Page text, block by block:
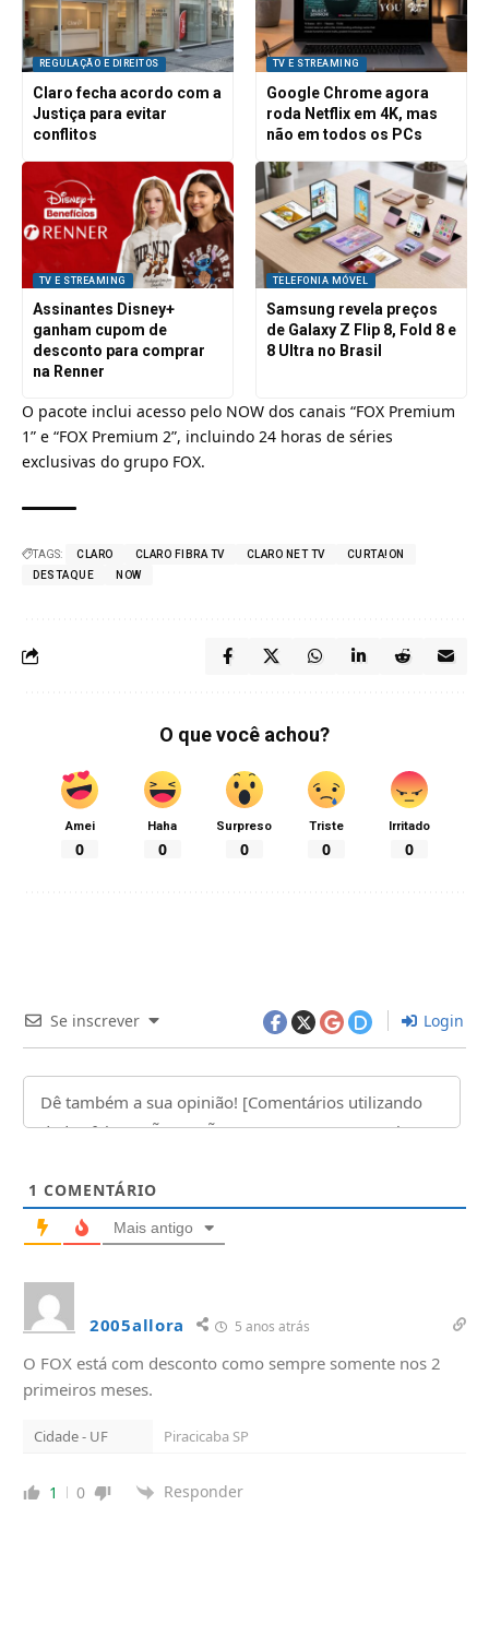
REGULAÇÃO E DIREITOS
Claro fecha acordo com a
Justiça para evitar
conflitos
TV E STREAMING
Google Chrome agora
roda Netflix em 4K, mas
não em todos os PCs
TV E STREAMING
Assinantes Disney+
ganham cupom de
desconto para comprar
na Renner
TELEFONIA MÓVEL
Samsung revela preços
de Galaxy Z Flip 8, Fold 8 e
8 Ultra no Brasil
O pacote inclui acesso pelo NOW dos canais “FOX Premium
1” e “FOX Premium 2”, incluindo 24 horas de séries
exclusivas do grupo FOX.
TAGS: CLARO CLARO FIBRA TV CLARO NET TV
CURTA!ON
DESTAQUE
NOW
O que você achou?
Amei
0
Haha
0
Surpreso
0
Triste
0
Irritado
0
Se inscrever Login
1 COMENTÁRIO
Mais antigo
2005allora 5 anos atrás
O FOX está com desconto como sempre somente nos 2
primeiros meses.
Cidade - UF Piracicaba SP
1 0 Responder